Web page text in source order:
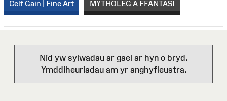
Celf Gain | Fine Art MYTHOLEG A FFANTASI
Nid yw sylwadau ar gael ar hyn o bryd.
Ymddiheuriadau am yr anghyfleustra.